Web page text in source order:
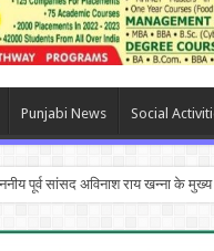
Punjabi News Social
पूर्व सांसद अविनाश राय खन्ना के